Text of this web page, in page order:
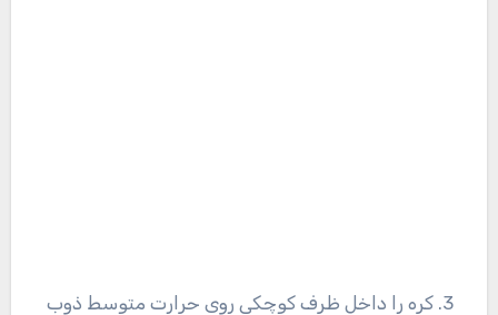
3. کره را داخل ظرف کوچکی روی حرارت متوسط ذوب